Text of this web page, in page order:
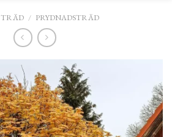
TRÄD / PRYDNADSTRÄD